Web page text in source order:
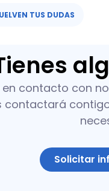
TUS DUDAS​
en contacto con
contactará
Solicitar